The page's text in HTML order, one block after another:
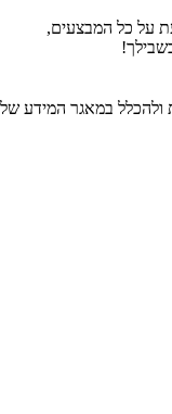
על כל המבצעים,
ולהכלל במאגר המידע של